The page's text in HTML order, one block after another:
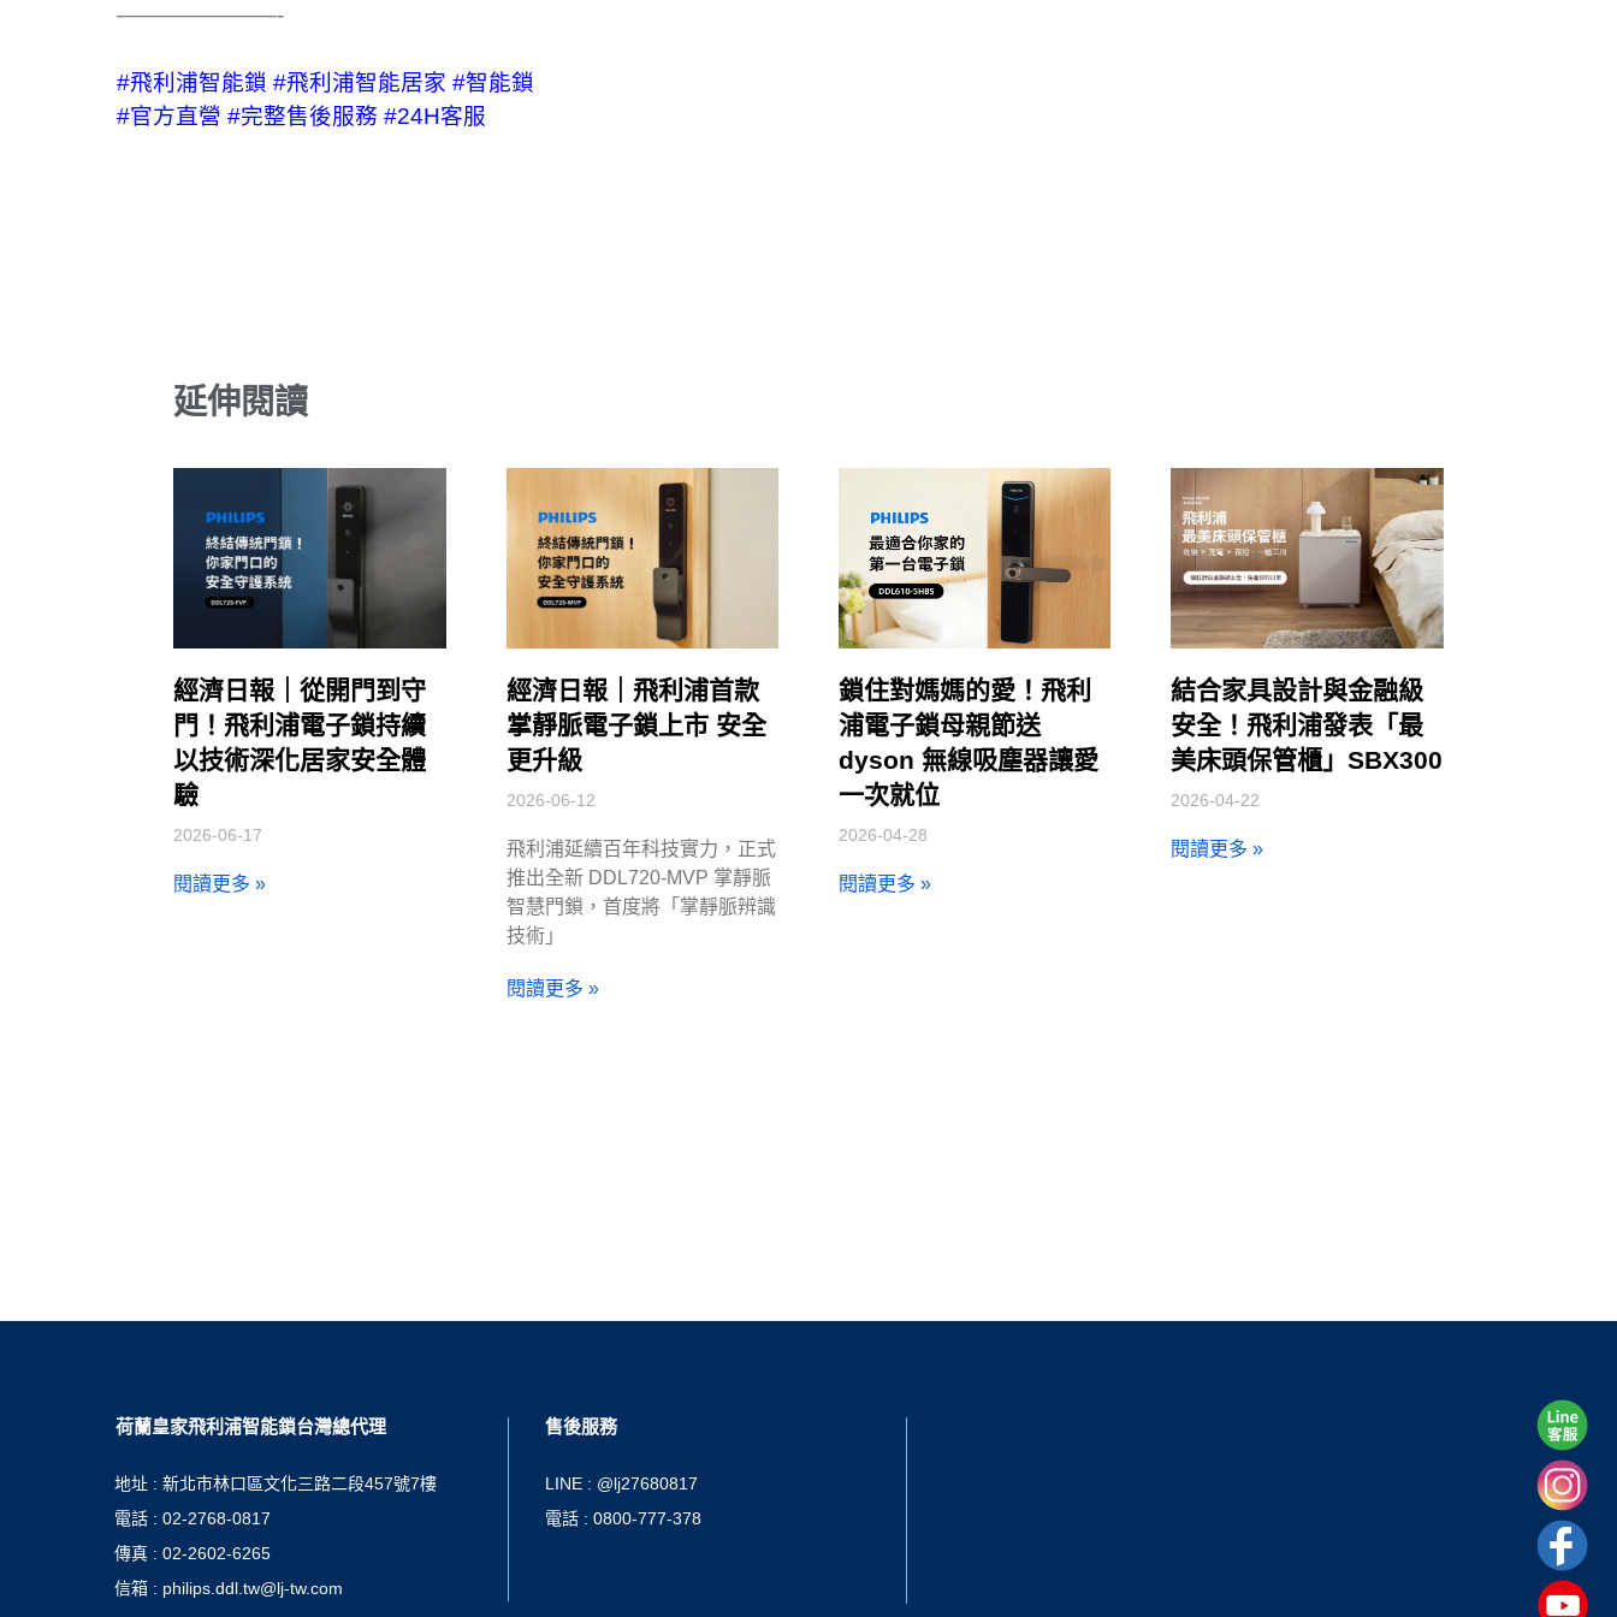
———————-
#飛利浦智能鎖 #飛利浦智能居家 #智能鎖
#官方直營 #完整售後服務 #24H客服
延伸閱讀
經濟日報｜從開門到守
門！飛利浦電子鎖持續
以技術深化居家安全體
驗
2026-06-17
閱讀更多 »
經濟日報｜飛利浦首款
掌靜脈電子鎖上市 安全
更升級
2026-06-12
飛利浦延續百年科技實力，正式
推出全新 DDL720-MVP 掌靜脈
智慧門鎖，首度將「掌靜脈辨識
技術」
閱讀更多 »
鎖住對媽媽的愛！飛利
浦電子鎖母親節送
dyson 無線吸塵器讓愛
一次就位
2026-04-28
閱讀更多 »
結合家具設計與金融級
安全！飛利浦發表「最
美床頭保管櫃」SBX300
2026-04-22
閱讀更多 »
荷蘭皇家飛利浦智能鎖台灣總代理
地址 : 新北市林口區文化三路二段457號7樓
電話 : 02-2768-0817
傳真 : 02-2602-6265
信箱 : philips.ddl.tw@lj-tw.com
售後服務
LINE : @lj27680817
電話 : 0800-777-378